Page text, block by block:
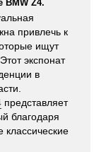
BMW Z4.
привлечь к
ищут
экспонат
в
представляет
благодаря
классические